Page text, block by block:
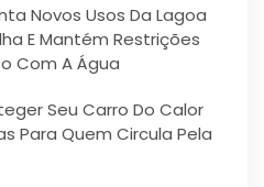
Novos Usos Da Lagoa
E Mantém Restrições
Com A Água
Seu Carro Do Calor
Para Quem Circula Pela